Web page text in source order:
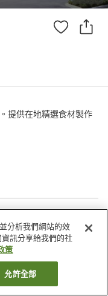
提供在地精選食材製作
廳
日光千姫物語飯店
分析我們網站的效
訊分享給我們的社
策
允許全部